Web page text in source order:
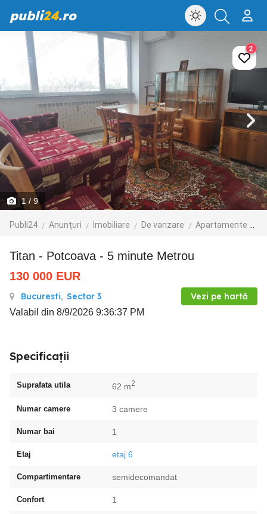
publi24.ro
1 / 9
Publi24 Anunțuri Imobiliare De vanzare Apartamente de vanzare
2
Titan - Potcoava - 5 minute Metrou
130 000 EUR
Bucuresti, Sector 3 Vezi pe hartă
Valabil din 8/9/2026 9:36:37 PM
Specificații
Suprafata utila 62 m2
Numar camere 3 camere
Numar bai 1
Etaj etaj 6
Compartimentare semidecomandat
Confort 1